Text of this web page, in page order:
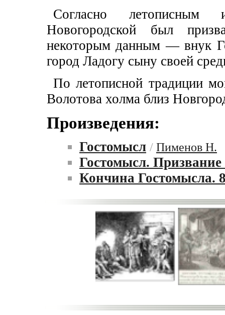
Согласно
Новогородской был
некоторым данным — внук
город Ладогу сыну своей
По летописной традиции
Волотова холма близ
Произведения:
Гостомысл / Пименов Н.
Гостомысл.
Кончина Гостомысла.